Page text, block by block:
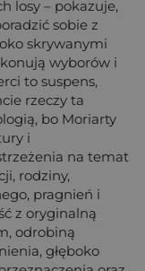
losy – pokazuje,
sobie z
skrywanymi
wyborów i
to suspens,
rzeczy ta
bo Moriarty
i
na temat
rodziny,
pragnień i
z oryginalną
odrobiną
głęboko